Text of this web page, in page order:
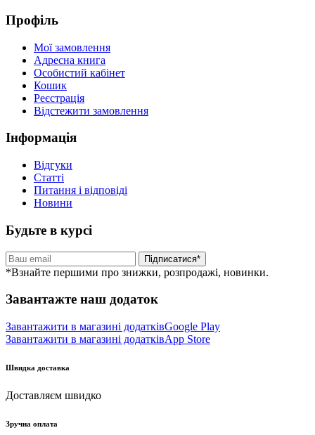
Профіль
Мої замовлення
Адресна книга
Особистий кабінет
Кошик
Реєстрація
Відстежити замовлення
Інформація
Відгуки
Статті
Питання і відповіді
Новини
Будьте в курсі
Підписатися*
*Взнайте першими про знижки, розпродажі, новинки.
Завантажте наш додаток
Завантажити в магазині додатківGoogle Play
Завантажити в магазині додатківApp Store
Швидка доставка
Доставляєм швидко
Зручна оплата